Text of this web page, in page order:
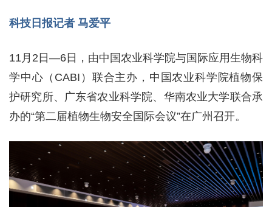
科技日报记者 马爱平
11月2日—6日，由中国农业科学院与国际应用生物科
学中心（CABI）联合主办，中国农业科学院植物保
护研究所、广东省农业科学院、华南农业大学联合承
办的“第二届植物生物安全国际会议”在广州召开。